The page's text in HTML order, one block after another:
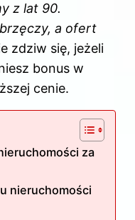
z lat 90.
brzęczy, a ofert
zdziw się, jeżeli
bonus w
cenie.
za
nieruchomości